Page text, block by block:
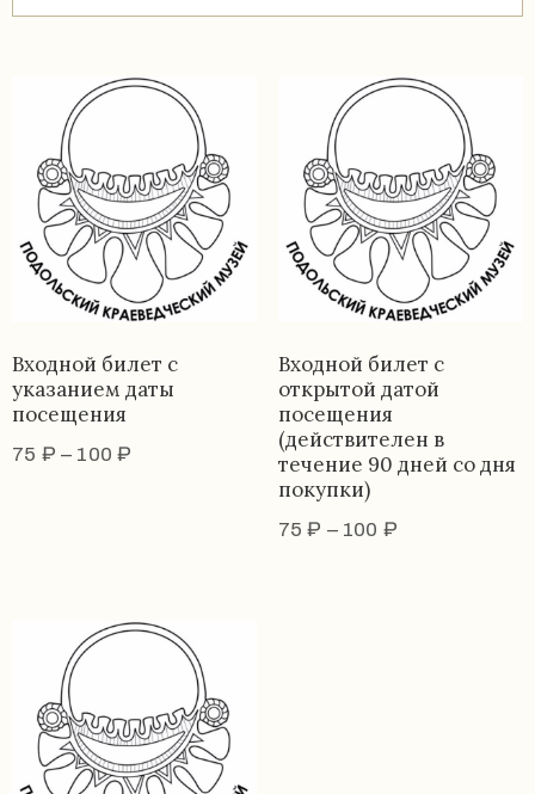
(4967)
55-
92-
Заявление
конфиденциальности
Входной билет с
указанием даты
посещения
75 ₽ – 100₽
Входной билет с
открытой датой
посещения
(действителен в
течение 90 дней со дня
покупки)
75₽ – 100 ₽